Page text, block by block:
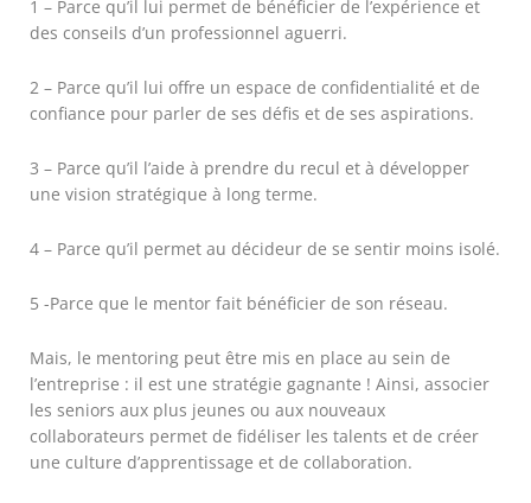
1 – Parce qu’il lui permet de bénéficier de l’expérience et
des conseils d’un professionnel aguerri.
2 – Parce qu’il lui offre un espace de confidentialité et de
confiance pour parler de ses défis et de ses aspirations.
3 – Parce qu’il l’aide à prendre du recul et à développer
une vision stratégique à long terme.
4 – Parce qu’il permet au décideur de se sentir moins isolé.
5 -Parce que le mentor fait bénéficier de son réseau.
Mais, le mentoring peut être mis en place au sein de
l’entreprise : il est une stratégie gagnante ! Ainsi, associer
les seniors aux plus jeunes ou aux nouveaux
collaborateurs permet de fidéliser les talents et de créer
une culture d’apprentissage et de collaboration.